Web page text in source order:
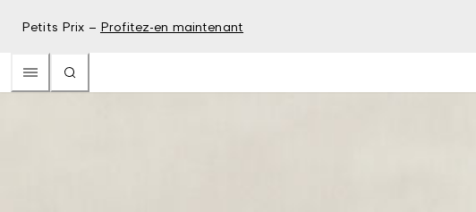
Petits Prix – Profitez-en maintenant